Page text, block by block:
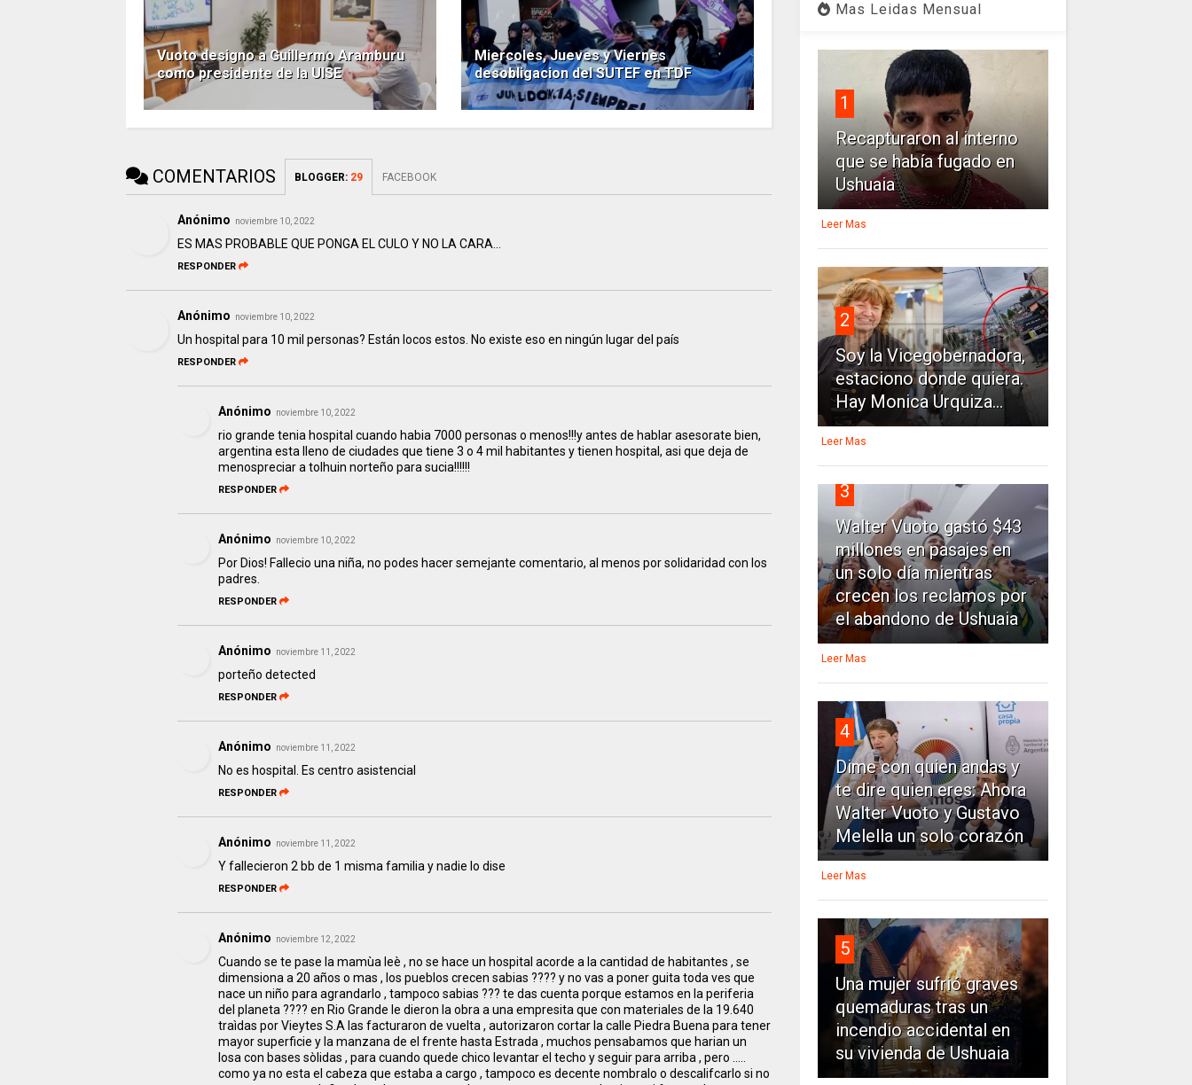
Vuoto designo a Guillermo Aramburu
como presidente de la UISE
Miercoles, Jueves y Viernes
desobligacion del SUTEF en TDF
COMENTARIOS BLOGGER: 29 FACEBOOK
Anónimo noviembre 10, 2022
ES MAS PROBABLE QUE PONGA EL CULO Y NO LA CARA...
RESPONDER
Anónimo noviembre 10, 2022
Un hospital para 10 mil personas? Están locos estos. No existe eso en ningún lugar del país
RESPONDER
Anónimo noviembre 10, 2022
rio grande tenia hospital cuando habia 7000 personas o menos!!!y antes de hablar asesorate bien,
argentina esta lleno de ciudades que tiene 3 o 4 mil habitantes y tienen hospital, asi que deja de
menospreciar a tolhuin norteño para sucia!!!!!!
RESPONDER
Anónimo noviembre 10, 2022
Por Dios! Fallecio una niña, no podes hacer semejante comentario, al menos por solidaridad con los
padres.
RESPONDER
Anónimo noviembre 11, 2022
porteño detected
RESPONDER
Anónimo noviembre 11, 2022
No es hospital. Es centro asistencial
RESPONDER
Anónimo noviembre 11, 2022
Y fallecieron 2 bb de 1 misma familia y nadie lo dise
RESPONDER
Anónimo noviembre 12, 2022
Cuando se te pase la mamùa leè , no se hace un hospital acorde a la cantidad de habitantes , se
dimensiona a 20 años o mas , los pueblos crecen sabias ???? y no vas a poner guita toda ves que
nace un niño para agrandarlo , tampoco sabias ??? te das cuenta porque estamos en la periferia
del planeta ???? en Rio Grande le dieron la obra a una empresita que con materiales de la 19.640
traìdas por Vieytes S.A las facturaron de vuelta , autorizaron cortar la calle Piedra Buena para tener
mayor superficie y la manzana de el frente hasta Estrada , muchos pensabamos que harian un
losa con bases sòlidas , para cuando quede chico levantar el techo y seguir para arriba , pero .....
como ya no esta el cabeza que estaba a cargo , tampoco es decente nombralo o descalifcarlo si no
Mas Leidas Mensual
1
Recapturaron al interno
que se había fugado en
Ushuaia
Leer Mas
2
Soy la Vicegobernadora,
estaciono donde quiera.
Hay Monica Urquiza...
Leer Mas
3
Walter Vuoto gastó $43
millones en pasajes en
un solo día mientras
crecen los reclamos por
el abandono de Ushuaia
Leer Mas
4
Dime con quien andas y
te dire quien eres: Ahora
Walter Vuoto y Gustavo
Melella un solo corazón
Leer Mas
5
Una mujer sufrió graves
quemaduras tras un
incendio accidental en
su vivienda de Ushuaia